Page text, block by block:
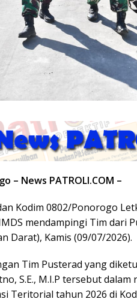
– News PATROLI.COM –
Kodim 0802/Ponorogo
mendampingi Tim dari
Darat), Kamis (09/07/2026).
Tim Pusterad yang
S.E., M.I.P tersebut
Teritorial tahun 2026 di